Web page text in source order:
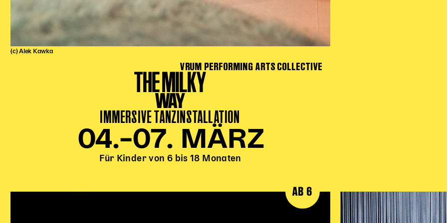
(c) Alek Kawka
VRUM PERFORMING ARTS COLLECTIVE
THE MILKY
WAY
IMMERSIVE TANZINSTALLATION
04.–07. MÄRZ
Für Kinder von 6 bis 18 Monaten
AB 6